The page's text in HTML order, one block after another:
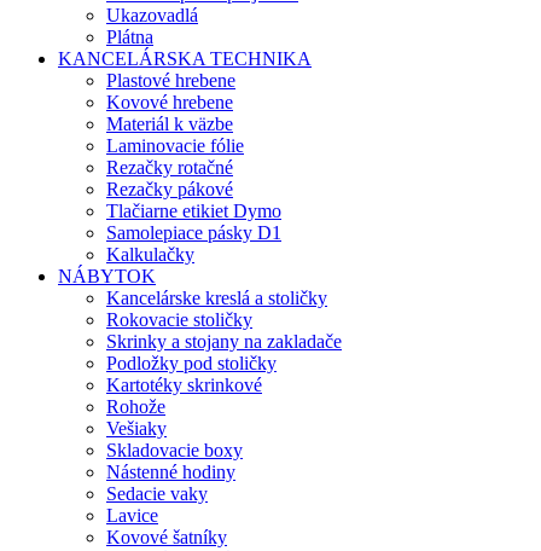
Ukazovadlá
Plátna
KANCELÁRSKA TECHNIKA
Plastové hrebene
Kovové hrebene
Materiál k väzbe
Laminovacie fólie
Rezačky rotačné
Rezačky pákové
Tlačiarne etikiet Dymo
Samolepiace pásky D1
Kalkulačky
NÁBYTOK
Kancelárske kreslá a stoličky
Rokovacie stoličky
Skrinky a stojany na zakladače
Podložky pod stoličky
Kartotéky skrinkové
Rohože
Vešiaky
Skladovacie boxy
Nástenné hodiny
Sedacie vaky
Lavice
Kovové šatníky